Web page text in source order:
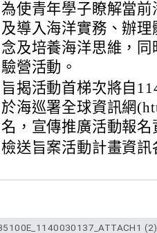
為使青年學子瞭解當
及導入海洋實務、辦
念及培養海洋思維，
驗營活動。
旨揭活動首梯次將自
於海巡署全球資訊網
名，宣傳推廣活動報名
檢送旨案活動計畫資訊